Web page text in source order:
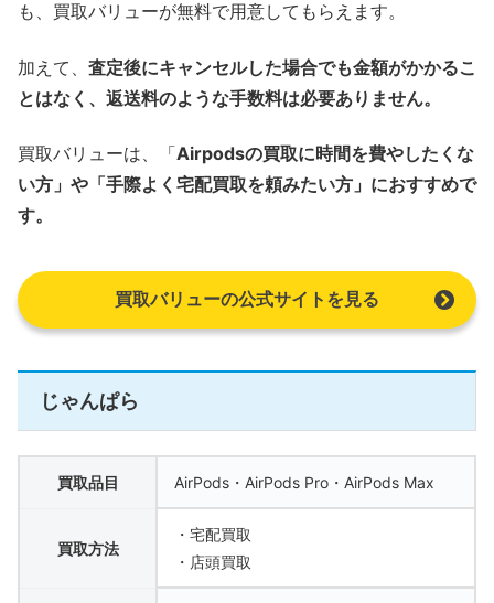
も、買取バリューが無料で用意してもらえます。
加えて、 査定後にキャンセルした場合でも金額がかかるこ
とはなく、返送料のような手数料は必要ありません。
買取バリューは、「Airpodsの買取に時間を費やしたくな
い方」や「手際よく宅配買取を頼みたい方」におすすめで
す。
買取バリューの公式サイトを見る
じゃんぱら
買取品目 AirPods・AirPods Pro・AirPods Max
買取方法
・宅配買取
・店頭買取